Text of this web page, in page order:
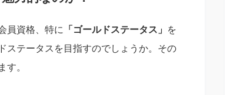
員資格、特に 「ゴールドステータス」
を
ステータスを目指すのでしょうか。その
す。